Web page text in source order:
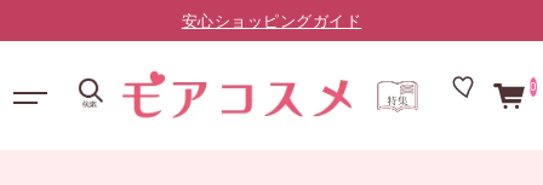
0
安心ショッピングガイド